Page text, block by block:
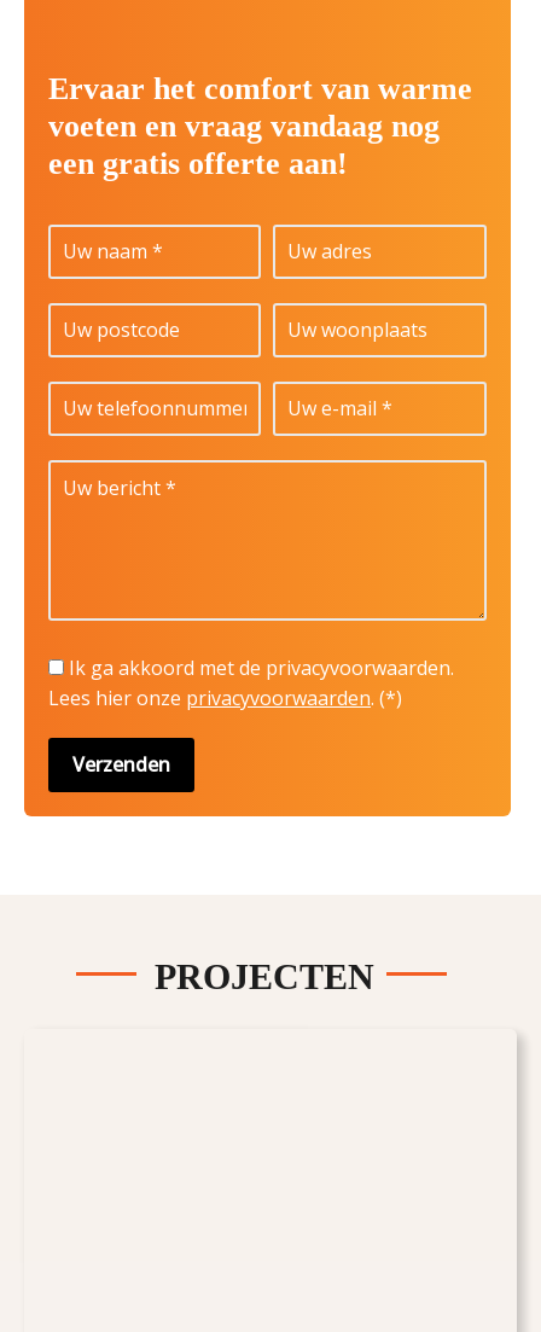
Ervaar het comfort van warme
voeten en vraag vandaag nog
een gratis offerte aan!
Ik ga akkoord met de privacyvoorwaarden.
Lees hier onze privacyvoorwaarden. (*)
PROJECTEN